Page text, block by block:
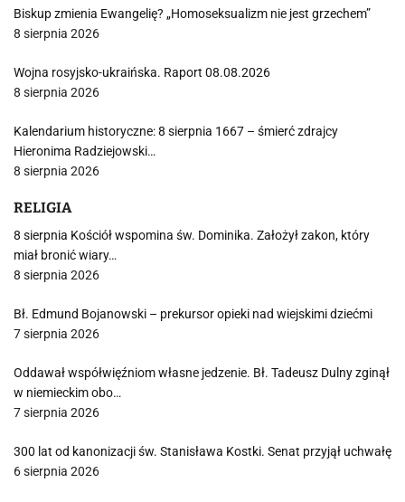
Biskup zmienia Ewangelię? „Homoseksualizm nie jest grzechem”
8 sierpnia 2026
Wojna rosyjsko-ukraińska. Raport 08.08.2026
8 sierpnia 2026
Kalendarium historyczne: 8 sierpnia 1667 – śmierć zdrajcy
Hieronima Radziejowski…
8 sierpnia 2026
RELIGIA
8 sierpnia Kościół wspomina św. Dominika. Założył zakon, który
miał bronić wiary…
8 sierpnia 2026
Bł. Edmund Bojanowski – prekursor opieki nad wiejskimi dziećmi
7 sierpnia 2026
Oddawał współwięźniom własne jedzenie. Bł. Tadeusz Dulny zginął
w niemieckim obo…
7 sierpnia 2026
300 lat od kanonizacji św. Stanisława Kostki. Senat przyjął uchwałę
6 sierpnia 2026